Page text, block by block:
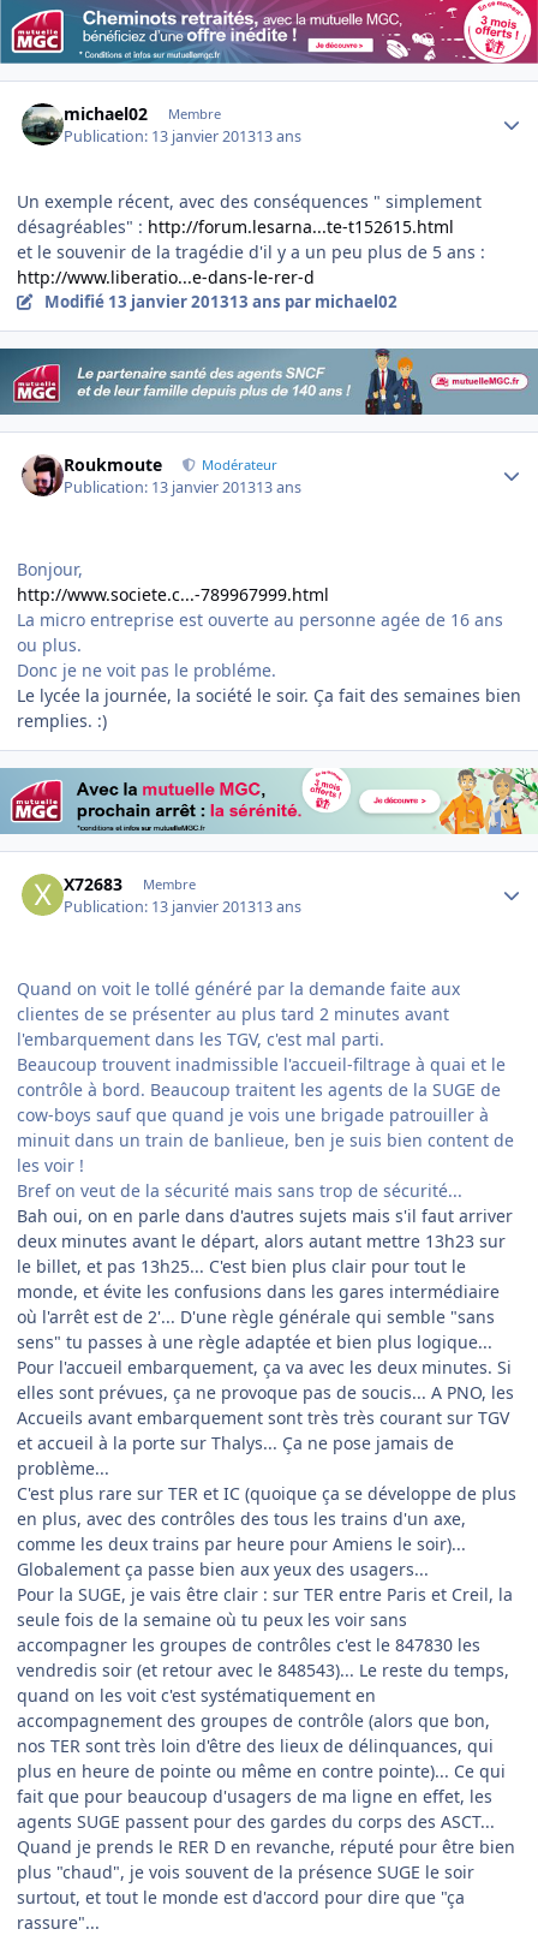
michael02 Membre
Publication: 13 janvier 201313 ans
Un exemple récent, avec des conséquences " simplement
désagréables" : http://forum.lesarna...te-t152615.html
et le souvenir de la tragédie d'il y a un peu plus de 5 ans :
http://www.liberatio...e-dans-le-rer-d
Modifié 13 janvier 201313 ans par michael02
Roukmoute Modérateur
Publication: 13 janvier 201313 ans
Bonjour,
http://www.societe.c...-789967999.html
La micro entreprise est ouverte au personne agée de 16 ans
ou plus.
Donc je ne voit pas le probléme.
Le lycée la journée, la société le soir. Ça fait des semaines bien
remplies. :)
X72683 Membre
Publication: 13 janvier 201313 ans
Quand on voit le tollé généré par la demande faite aux
clientes de se présenter au plus tard 2 minutes avant
l'embarquement dans les TGV, c'est mal parti.
Beaucoup trouvent inadmissible l'accueil-filtrage à quai et le
contrôle à bord. Beaucoup traitent les agents de la SUGE de
cow-boys sauf que quand je vois une brigade patrouiller à
minuit dans un train de banlieue, ben je suis bien content de
les voir !
Bref on veut de la sécurité mais sans trop de sécurité...
Bah oui, on en parle dans d'autres sujets mais s'il faut arriver
deux minutes avant le départ, alors autant mettre 13h23 sur
le billet, et pas 13h25... C'est bien plus clair pour tout le
monde, et évite les confusions dans les gares intermédiaire
où l'arrêt est de 2'... D'une règle générale qui semble "sans
sens" tu passes à une règle adaptée et bien plus logique...
Pour l'accueil embarquement, ça va avec les deux minutes. Si
elles sont prévues, ça ne provoque pas de soucis... A PNO, les
Accueils avant embarquement sont très très courant sur TGV
et accueil à la porte sur Thalys... Ça ne pose jamais de
problème...
C'est plus rare sur TER et IC (quoique ça se développe de plus
en plus, avec des contrôles des tous les trains d'un axe,
comme les deux trains par heure pour Amiens le soir)...
Globalement ça passe bien aux yeux des usagers...
Pour la SUGE, je vais être clair : sur TER entre Paris et Creil, la
seule fois de la semaine où tu peux les voir sans
accompagner les groupes de contrôles c'est le 847830 les
vendredis soir (et retour avec le 848543)... Le reste du temps,
quand on les voit c'est systématiquement en
accompagnement des groupes de contrôle (alors que bon,
nos TER sont très loin d'être des lieux de délinquances, qui
plus en heure de pointe ou même en contre pointe)... Ce qui
fait que pour beaucoup d'usagers de ma ligne en effet, les
agents SUGE passent pour des gardes du corps des ASCT...
Quand je prends le RER D en revanche, réputé pour être bien
plus "chaud", je vois souvent de la présence SUGE le soir
surtout, et tout le monde est d'accord pour dire que "ça
rassure"...